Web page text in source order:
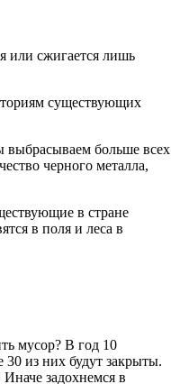
или сжигается лишь
существующих
выбрасываем больше всех
черного металла,
в стране
в поля и леса в
мусор? В год 10
30 из них будут закрыты.
задохнемся в